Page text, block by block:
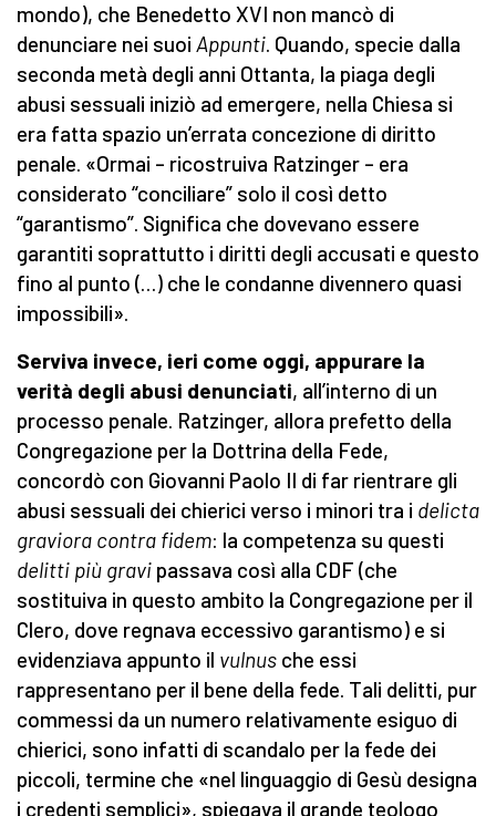
mondo), che Benedetto XVI non mancò di
denunciare nei suoi Appunti. Quando, specie dalla
seconda metà degli anni Ottanta, la piaga degli
abusi sessuali iniziò ad emergere, nella Chiesa si
era fatta spazio un’errata concezione di diritto
penale. «Ormai – ricostruiva Ratzinger – era
considerato “conciliare” solo il così detto
“garantismo”. Significa che dovevano essere
garantiti soprattutto i diritti degli accusati e questo
fino al punto (…) che le condanne divennero quasi
impossibili».
Serviva invece, ieri come oggi, appurare la
verità degli abusi denunciati, all’interno di un
processo penale. Ratzinger, allora prefetto della
Congregazione per la Dottrina della Fede,
concordò con Giovanni Paolo II di far rientrare gli
abusi sessuali dei chierici verso i minori tra i delicta
graviora contra fidem: la competenza su questi
delitti più gravi passava così alla CDF (che
sostituiva in questo ambito la Congregazione per il
Clero, dove regnava eccessivo garantismo) e si
evidenziava appunto il vulnus che essi
rappresentano per il bene della fede. Tali delitti, pur
commessi da un numero relativamente esiguo di
chierici, sono infatti di scandalo per la fede dei
piccoli, termine che «nel linguaggio di Gesù designa
i credenti semplici», spiegava il grande teologo